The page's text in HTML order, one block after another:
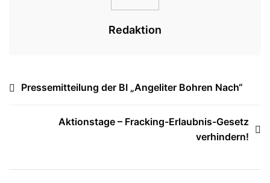
Redaktion
Beitragsnavigation
Pressemitteilung der BI „Angeliter Bohren Nach“
Aktionstage – Fracking-Erlaubnis-Gesetz
verhindern!